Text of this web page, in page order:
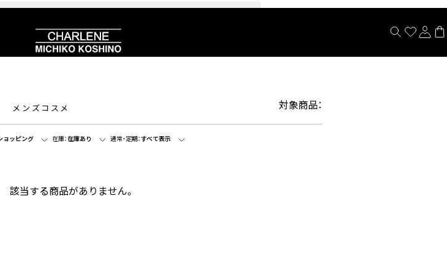
メンズコスメ 対象商品：
ョッピング 在庫：在庫あり 通常・定期：すべて表示
該当する商品がありません。